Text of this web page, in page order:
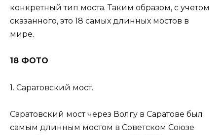
конкретный тип моста. Таким образом, с учетом
сказанного, это 18 самых длинных мостов в
мире.
18 ФОТО
1. Саратовский мост.
Саратовский мост через Волгу в Саратове был
самым длинным мостом в Советском Союзе